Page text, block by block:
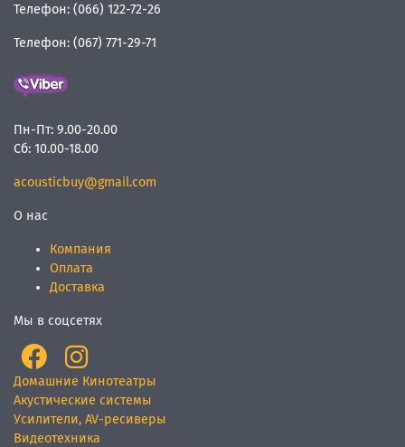
Телефон: (066) 122-72-26
Телефон: (067) 771-29-71
Пн-Пт: 9.00-20.00
Сб: 10.00-18.00
acousticbuy@gmail.com
О нас
Компания
Оплата
Доставка
Мы в соцсетях
Домашние Кинотеатры
Акустические системы
Усилители, AV-ресиверы
Видеотехника